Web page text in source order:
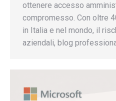
ottenere accesso
compromesso. Con oltre
in Italia e nel mondo, il
aziendali, blog